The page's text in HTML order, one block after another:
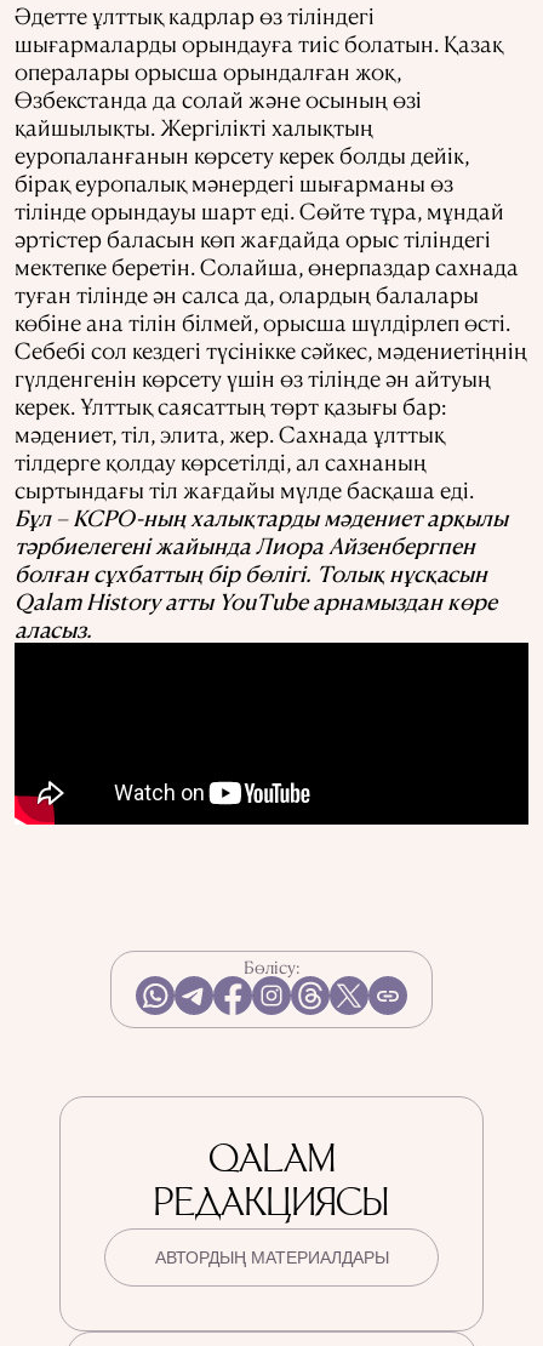
Әдетте ұлттық кадрлар өз тіліндегі
шығармаларды орындауға тиіс болатын. Қазақ
опералары орысша орындалған жоқ,
Өзбекстанда да солай және осының өзі
қайшылықты. Жергілікті халықтың
еуропаланғанын көрсету керек болды дейік,
бірақ еуропалық мәнердегі шығарманы өз
тілінде орындауы шарт еді. Сөйте тұра, мұндай
әртістер баласын көп жағдайда орыс тіліндегі
мектепке беретін. Солайша, өнерпаздар сахнада
туған тілінде ән салса да, олардың балалары
көбіне ана тілін білмей, орысша шүлдірлеп өсті.
Себебі сол кездегі түсінікке сәйкес, мәдениетіңнің
гүлденгенін көрсету үшін өз тіліңде ән айтуың
керек. Ұлттық саясаттың төрт қазығы бар:
мәдениет, тіл, элита, жер. Сахнада ұлттық
тілдерге қолдау көрсетілді, ал сахнаның
сыртындағы тіл жағдайы мүлде басқаша еді.
Бұл – КСРО-ның халықтарды мәдениет арқылы
тәрбиелегені жайында Лиора Айзенбергпен
болған сұхбаттың бір бөлігі. Толық нұсқасын
Qalam History атты YouTube арнамыздан көре
аласыз.
Бөлісу:
QALAM
РЕДАКЦИЯСЫ
АВТОРДЫҢ МАТЕРИАЛДАРЫ